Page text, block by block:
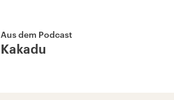
Aus dem Podcast
Kakadu